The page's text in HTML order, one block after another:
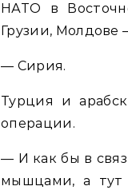
НАТО в
Грузии, Молдове
— Сирия.
Турция и
операции.
— И как бы в
мышцами, а тут